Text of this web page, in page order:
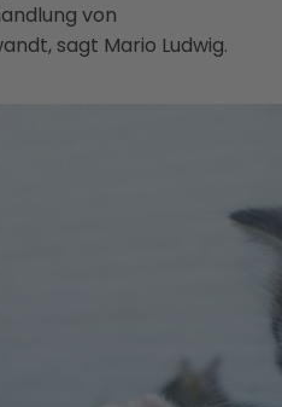
von
sagt Mario Ludwig.